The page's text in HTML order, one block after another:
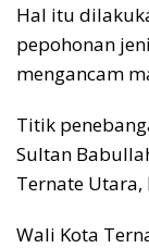
Hal itu
pepohonan
mengancam
Titik
Sultan
Ternate Utara,
Wali Kota